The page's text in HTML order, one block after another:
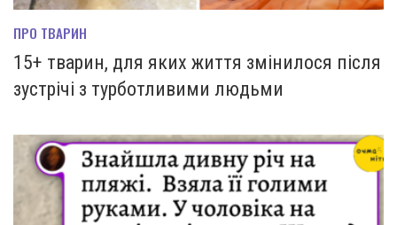
ПРО ТВАРИН
15+ тварин, для яких життя змінилося після
зустрічі з турботливими людьми